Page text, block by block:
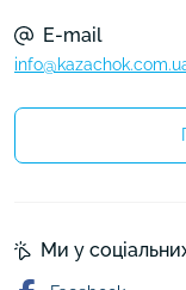
E-mail
Ми у